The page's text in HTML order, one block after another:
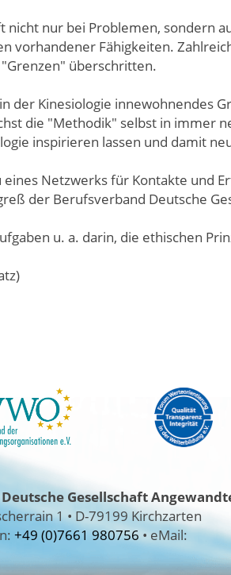
nicht nur bei Problemen, sondern
vorhandener Fähigkeiten.
überschritten.
der Kinesiologie innewohnendes
die "Methodik" selbst in immer
inspirieren lassen und damit
eines Netzwerks für Kontakte und
der Berufsverband Deutsche
u. a. darin, die ethischen
Deutsche Gesellschaft
1• D-79199 Kirchzarten
+49 (0)7661 980756 • eMail: